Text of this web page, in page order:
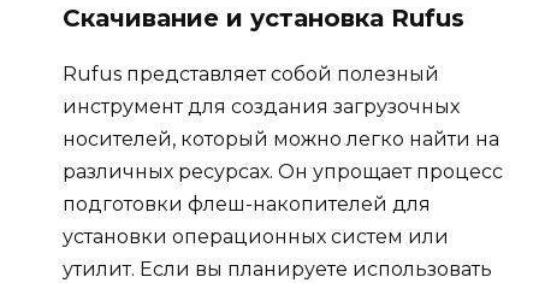
Скачивание и установка Rufus
Rufus представляет собой полезный
инструмент для создания загрузочных
носителей, который можно легко найти на
различных ресурсах. Он упрощает процесс
подготовки флеш-накопителей для
установки операционных систем или
утилит. Если вы планируете использовать